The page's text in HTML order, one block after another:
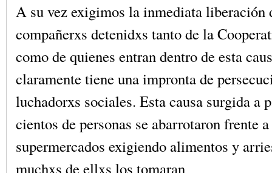
A su vez exigimos la inmediata liberación
compañerxs detenidxs tanto de la
como de quienes entran dentro de esta
claramente tiene una impronta de
luchadorxs sociales. Esta causa surgida a
cientos de personas se abarrotaron frente
supermercados exigiendo alimentos y
muchxs de ellxs los tomaran